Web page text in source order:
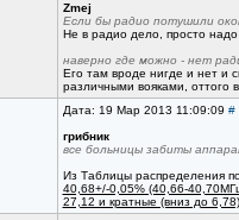
Zmej
Если бы радио потушили
Не в радио дело, просто
наверно где можно - нет
Его там вроде нигде и нет и
различными вояками, оттого
Дата: 19 Мар 2013 11:09:09 #
грибник
все больницы забиты
Из Таблицы распределения
40,68+/-0,05% (40,66-
27,12 и кратные (вниз до